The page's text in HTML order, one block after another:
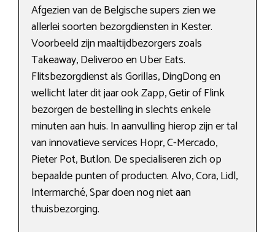
Afgezien van de Belgische supers zien we
allerlei soorten bezorgdiensten in Kester.
Voorbeeld zijn maaltijdbezorgers zoals
Takeaway, Deliveroo en Uber Eats.
Flitsbezorgdienst als Gorillas, DingDong en
wellicht later dit jaar ook Zapp, Getir of Flink
bezorgen de bestelling in slechts enkele
minuten aan huis. In aanvulling hierop zijn er tal
van innovatieve services Hopr, C-Mercado,
Pieter Pot, Butlon. De specialiseren zich op
bepaalde punten of producten. Alvo, Cora, Lidl,
Intermarché, Spar doen nog niet aan
thuisbezorging.